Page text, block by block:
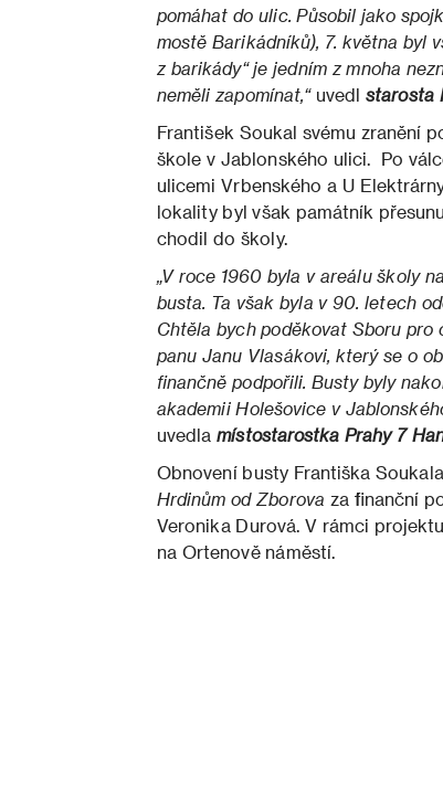
pomáhat do ulic. Působil jako
mostě Barikádníků), 7. května byl
z barikády“ je jedním z mnoha
neměli zapomínat,“uvedlstarosta
František Soukal svému zranění
škole v Jablonského ulici. Po
ulicemi Vrbenského a U
lokality byl však památník
chodil do školy.
„V roce 1960 byla v areálu školy
busta. Ta však byla v 90. letech
Chtěla bych poděkovat Sboru pro
panu Janu Vlasákovi, který se o
finančně podpořili. Busty byly
akademii Holešovice v
uvedlamístostarostka Prahy 7
Obnovení busty Františka
Hrdinům od Zborova za finanční
Veronika Durová. V rámci
na Ortenově náměstí.